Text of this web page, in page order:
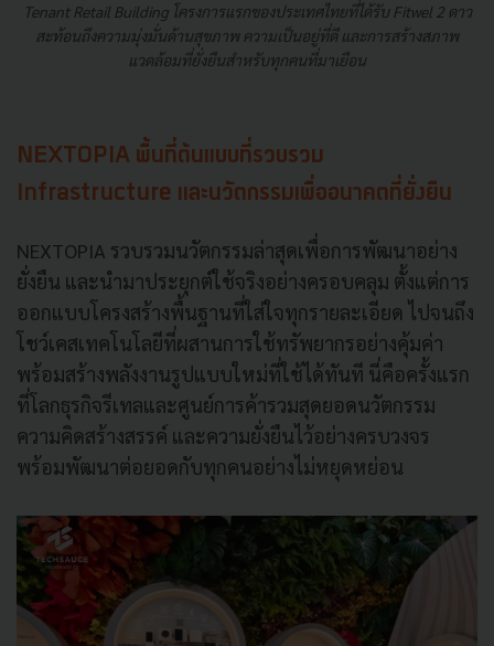
Tenant Retail Building โครงการแรกของประเทศไทยที่ได้รับ Fitwel 2 ดาว
สะท้อนถึงความมุ่งมั่นด้านสุขภาพ ความเป็นอยู่ที่ดี และการสร้างสภาพ
แวดล้อมที่ยั่งยืนสำหรับทุกคนที่มาเยือน
NEXTOPIA พื้นที่ต้นแบบที่รวบรวม
Infrastructure และนวัตกรรมเพื่ออนาคตที่ยั่งยืน
NEXTOPIA รวบรวมนวัตกรรมล่าสุดเพื่อการพัฒนาอย่าง
ยั่งยืน และนำมาประยุกต์ใช้จริงอย่างครอบคลุม ตั้งแต่การ
ออกแบบโครงสร้างพื้นฐานที่ใส่ใจทุกรายละเอียด ไปจนถึง
โชว์เคสเทคโนโลยีที่ผสานการใช้ทรัพยากรอย่างคุ้มค่า
พร้อมสร้างพลังงานรูปแบบใหม่ที่ใช้ได้ทันที นี่คือครั้งแรก
ที่โลกธุรกิจรีเทลและศูนย์การค้ารวมสุดยอดนวัตกรรม
ความคิดสร้างสรรค์ และความยั่งยืนไว้อย่างครบวงจร
พร้อมพัฒนาต่อยอดกับทุกคนอย่างไม่หยุดหย่อน